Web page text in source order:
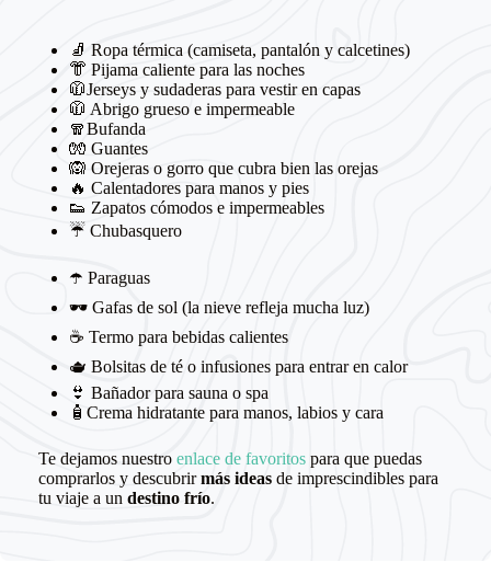
🧦 Ropa térmica (camiseta, pantalón y calcetines)
👘 Pijama caliente para las noches
🧥Jerseys y sudaderas para vestir en capas
🧥 Abrigo grueso e impermeable
🧣Bufanda
🧤 Guantes
🙉 Orejeras o gorro que cubra bien las orejas
🔥 Calentadores para manos y pies
👟 Zapatos cómodos e impermeables
☔️ Chubasquero
☂️ Paraguas
🕶️ Gafas de sol (la nieve refleja mucha luz)
☕️ Termo para bebidas calientes
🫖 Bolsitas de té o infusiones para entrar en calor
👙 Bañador para sauna o spa
🧴Crema hidratante para manos, labios y cara
Te dejamos nuestro enlace de favoritospara que puedas
comprarlos y descubrirmás ideasde imprescindibles para
tu viaje a un destino frío.